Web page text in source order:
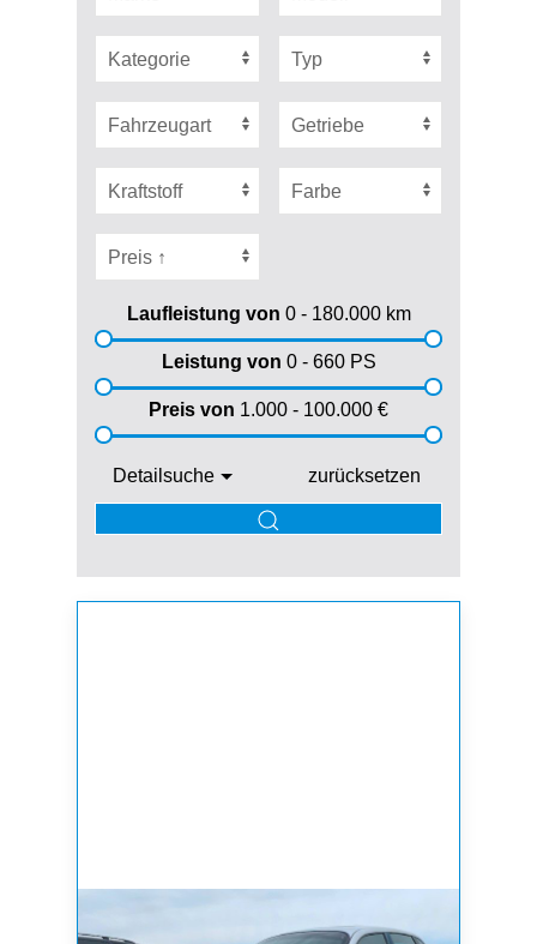
Laufleistung von 0 - 180.000km
Leistung von 0 - 660PS
Preis von 1.000 - 100.000 €
Detailsuche zurücksetzen